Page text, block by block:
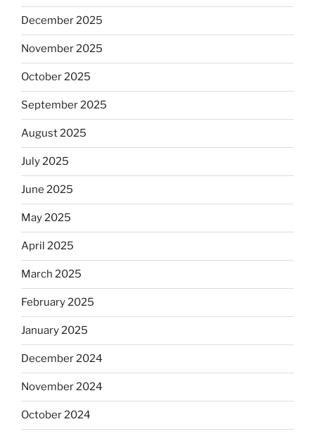
December 2025
November 2025
October 2025
September 2025
August 2025
July 2025
June 2025
May 2025
April 2025
March 2025
February 2025
January 2025
December 2024
November 2024
October 2024